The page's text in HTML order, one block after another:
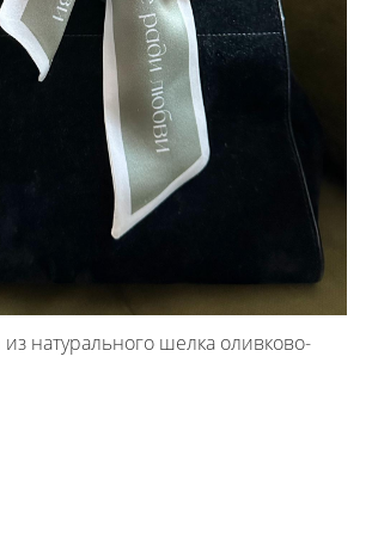
из натурального шелка оливково-